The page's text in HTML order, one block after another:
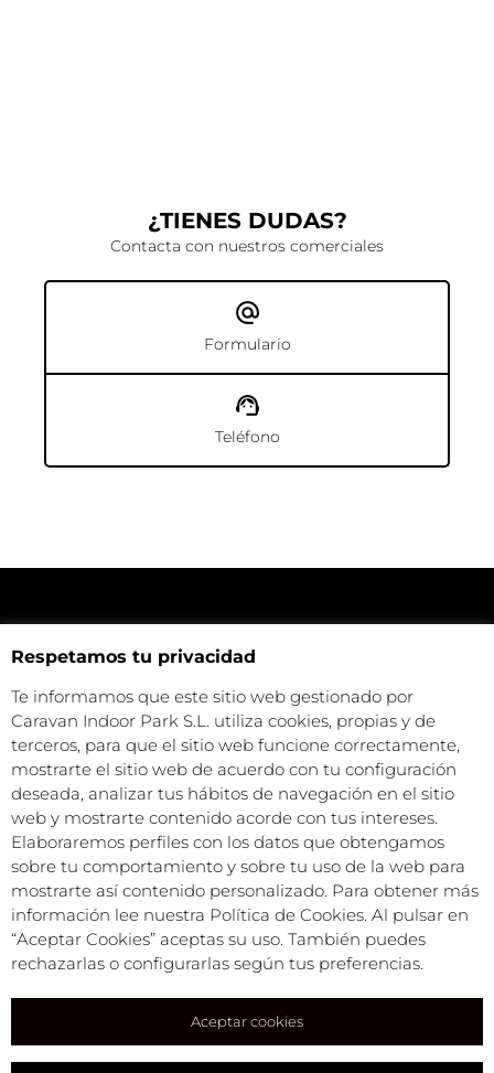
¿TIENES DUDAS?
Contacta con nuestros comerciales
Formulario
Teléfono
NUESTRA UBICACIÓN
CONTACTA CON NOSOTROS
+34 972 500 449
info@camperparkemporda.com
NUESTRAS REDES
Caravan Park Empordà S.L.©
Todos los derechos reservados
Condiciones comerciales
Política de privacidad
Respetamos tu privacidad
Te informamos que este sitio web gestionado por
Caravan Indoor Park S.L. utiliza cookies, propias y de
terceros, para que el sitio web funcione correctamente,
mostrarte el sitio web de acuerdo con tu configuración
deseada, analizar tus hábitos de navegación en el sitio
web y mostrarte contenido acorde con tus intereses.
Elaboraremos perfiles con los datos que obtengamos
sobre tu comportamiento y sobre tu uso de la web para
mostrarte así contenido personalizado. Para obtener más
información lee nuestra Política de Cookies. Al pulsar en
“Aceptar Cookies” aceptas su uso. También puedes
rechazarlas o configurarlas según tus preferencias.
Aceptar cookies